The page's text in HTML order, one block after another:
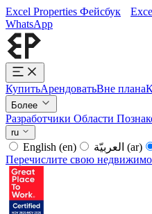
Excel Properties Фейсбук
WhatsApp
КупитьАрендоватьВне плана
Более
Разработчики Области
ru
English (en) (ar)
Перечислите свою